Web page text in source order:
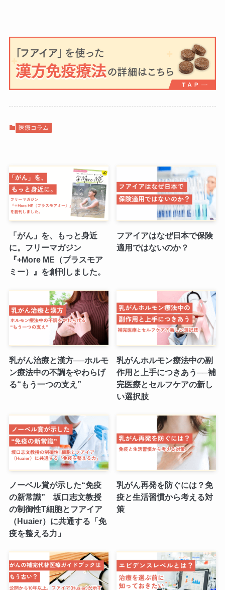
医療コラム
「がん」を、もっと身近
に。フリーマガジン
『+More ME（プラスモア
ミー）』を創刊しました。
フアイアはなぜ日本で保険
適用ではないのか？
乳がん治療と漢方──ホルモ
ン療法中の不調をやわらげ
る“もう一つの支え”
乳がんホルモン療法中の副
作用と上手につきあう──補
完医療とセルフケアの新し
い選択肢
ノーベル賞が示した“免疫
の新常識” 坂口志文教授
の制御性T細胞とフアイア
（Huaier）に共通する「免
疫を整える力」
乳がん再発を防ぐには？免
疫と生活習慣から考える対
策